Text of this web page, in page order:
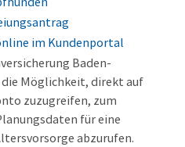
im Kundenportal
Baden-
Möglichkeit, direkt auf
zuzugreifen, zum
für eine
abzurufen.